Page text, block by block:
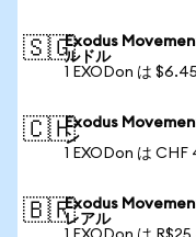
🇸🇬Exodus
ルドル
1 EXODon は
🇨🇭Exodus
ン
1 EXODon は CHF
🇧🇷Exodus
レアル